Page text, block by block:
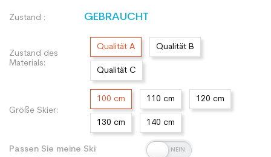
Zustand : GEBRAUCHT
Zustand des
Materials:
Qualität A Qualität B
Qualität C
Größe Skier:
100 cm 110 cm 120 cm
130 cm 140 cm
Passen Sie meine Ski